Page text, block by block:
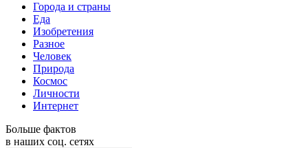
Города и страны
Еда
Изобретения
Разное
Человек
Природа
Космос
Личности
Интернет
Больше фактов
в наших соц. сетях